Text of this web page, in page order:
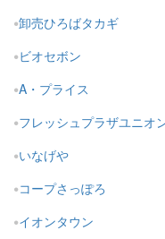
卸売ひろばタカギ
ビオセボン
A・プライス
フレッシュプラザユニオ
いなげや
コープさっぽろ
イオンタウン